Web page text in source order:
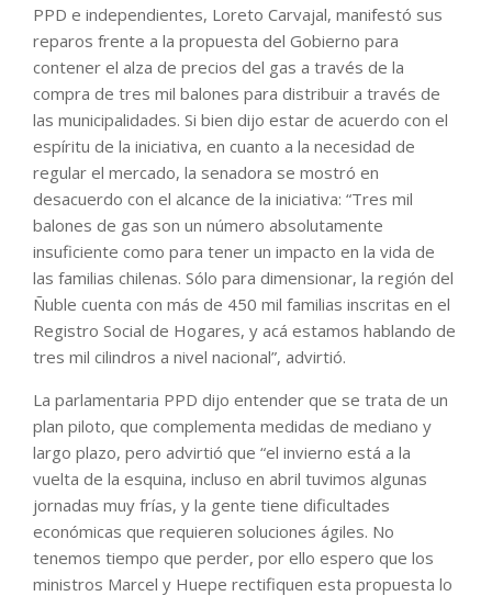
PPD e independientes, Loreto Carvajal, manifestó sus
reparos frente a la propuesta del Gobierno para
contener el alza de precios del gas a través de la
compra de tres mil balones para distribuir a través de
las municipalidades. Si bien dijo estar de acuerdo con el
espíritu de la iniciativa, en cuanto a la necesidad de
regular el mercado, la senadora se mostró en
desacuerdo con el alcance de la iniciativa: “Tres mil
balones de gas son un número absolutamente
insuficiente como para tener un impacto en la vida de
las familias chilenas. Sólo para dimensionar, la región del
Ñuble cuenta con más de 450 mil familias inscritas en el
Registro Social de Hogares, y acá estamos hablando de
tres mil cilindros a nivel nacional”, advirtió.
La parlamentaria PPD dijo entender que se trata de un
plan piloto, que complementa medidas de mediano y
largo plazo, pero advirtió que “el invierno está a la
vuelta de la esquina, incluso en abril tuvimos algunas
jornadas muy frías, y la gente tiene dificultades
económicas que requieren soluciones ágiles. No
tenemos tiempo que perder, por ello espero que los
ministros Marcel y Huepe rectifiquen esta propuesta lo